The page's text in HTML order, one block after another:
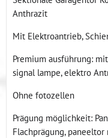
Anthrazit
Mit Elektroantrieb,
Premium ausführung:
signal lampe, elektro
Ohne fotozellen
Prägung möglichkeit:
Flachprägung,